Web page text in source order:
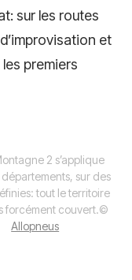
sur les routes
et
premiers
2 s’applique
sur des
tout le territoire
forcément couvert.©
Allopneus